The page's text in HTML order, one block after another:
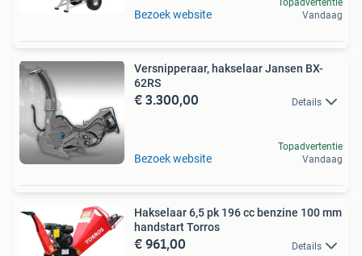
Bezoek website
Topadvertentie
Vandaag
Versnipperaar, hakselaar Jansen BX-
62RS
€ 3.300,00 Details
Bezoek website
Topadvertentie
Vandaag
Hakselaar 6,5 pk 196 cc benzine 100 mm
handstart Torros
€ 961,00 Details